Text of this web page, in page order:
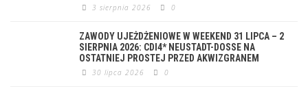
3 sierpnia 2026 0
ZAWODY UJEŻDŻENIOWE W WEEKEND 31 LIPCA – 2
SIERPNIA 2026: CDI4* NEUSTADT-DOSSE NA
OSTATNIEJ PROSTEJ PRZED AKWIZGRANEM
30 lipca 2026 0